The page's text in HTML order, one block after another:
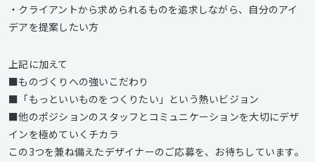
・クライアントから求められるものを追求しながら、自分のアイ
デアを提案したい方
上記に加えて
■ものづくりへの強いこだわり
■「もっといいものをつくりたい」という熱いビジョン
■他のポジションのスタッフとコミュニケーションを大切にデザ
インを極めていくチカラ
この3つを兼ね備えたデザイナーのご応募を、お待ちしています。